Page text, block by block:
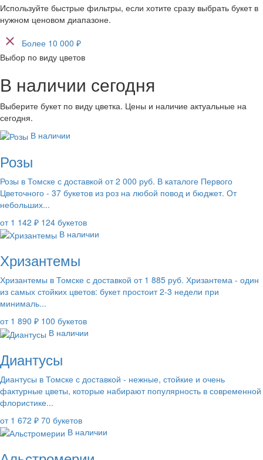
Используйте быстрые фильтры, если хотите сразу выбрать букет в
нужном ценовом диапазоне.
Более 10 000 ₽
Выбор по виду цветов
В наличии сегодня
Выберите букет по виду цветка. Цены и наличие актуальные на
сегодня.
В наличии
Розы
Розы в Томске с доставкой от 2 000 руб. В каталоге Первого
Цветочного - 37 букетов из роз на любой повод и бюджет. От
небольших...
от 1 142 ₽ 124 букетов
В наличии
Хризантемы
Хризантемы в Томске с доставкой от 1 885 руб. Хризантема - один
из самых стойких цветов: букет простоит 2-3 недели при
минималь...
от 1 890 ₽ 100 букетов
В наличии
Диантусы
Диантусы в Томске с доставкой - нежные, стойкие и очень
фактурные цветы, которые набирают популярность в современной
флористике...
от 1 672 ₽ 70 букетов
В наличии